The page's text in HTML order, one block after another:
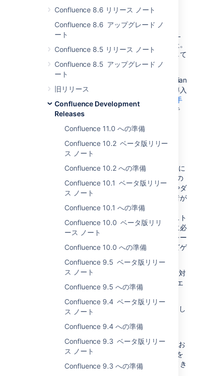
Confluence 8.6 リリース ノート
Confluence 8.6 アップグレード ノ
ート
Confluence 8.5 リリース ノート
Confluence 8.5 アップグレード ノ
ート
旧リリース
Confluence Development
Releases
Confluence 11.0 への準備
Confluence 10.2 ベータ版リリー
ス ノート
Confluence 10.2 への準備
Confluence 10.1 ベータ版リリー
ス ノート
Confluence 10.1 への準備
Confluence 10.0 ベータ版リリ
ース ノート
Confluence 10.0 への準備
Confluence 9.5 ベータ版リリー
ス ノート
Confluence 9.5 への準備
Confluence 9.4 ベータ版リリー
ス ノート
Confluence 9.4 への準備
Confluence 9.3 ベータ版リリー
ス ノート
Confluence 9.3 への準備
少し前に、すべての Data Center 製品に SAML
シングルサインオンのサポートを追加しました。
今回は、OpenID Connect プロトコルを使用して
認証するオプションを追加します。
OpenID Connect サポートは、SSO for Atlassian
Data Center プラグインのバージョン 4.0 で導入
されています。これは現在
Marketplace で入手
、将来のリリースにバンドルされる予定で
ステータス: 実装済み
自動化された連携やスクリプトが Confluence に
大量のリクエストを送信すると、Confluence の
安定性に影響を与え、パフォーマンスの低下やダ
ウンタイムにつながる恐れがあります。管理者が
これを防げるよう、レート制限を導入していま
す。管理者は、ユーザーが作成できるリクエスト
の数と頻度や、そのようなリクエストを本当に必
要としているユーザー向けの例外を追加し、レー
ト制限されているユーザーの一覧を簡単にナビゲ
レート制限は外部 REST API リクエストのみを対
象とします。つまり、Confluence 内でのリクエ
ストは制限されません。
レート制限は、Data Center ライセンスを使用し
Improve instance stability with rate limiting
」お
Adjusting your code for rate limiting
」を
参照してください。これらのドキュメントは引き